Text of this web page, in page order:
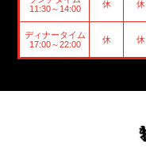
11:30～14:00
休 休
ディナータイム
17:00～22:00
休 休